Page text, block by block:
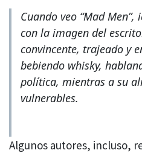
Cuando veo “Mad
con la imagen del
convincente, trajeado y
bebiendo whisky,
política, mientras a su
vulnerables.
Algunos autores, incluso,